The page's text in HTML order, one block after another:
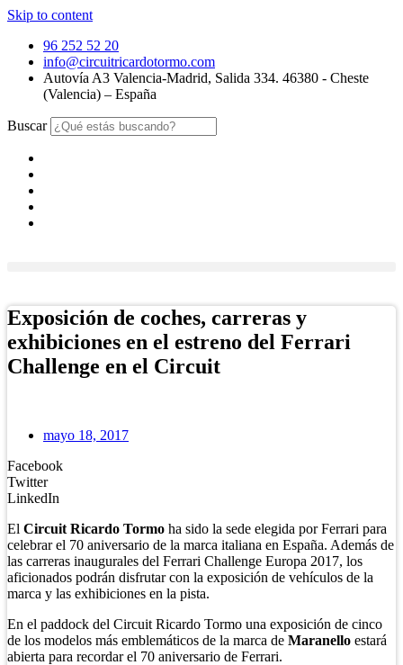
Skip to content
96 252 52 20
info@circuitricardotormo.com
Autovía A3 Valencia-Madrid, Salida 334. 46380 - Cheste
(Valencia) – España
Buscar
Exposición de coches, carreras y
exhibiciones en el estreno del Ferrari
Challenge en el Circuit
mayo 18, 2017
Facebook
Twitter
LinkedIn
El Circuit Ricardo Tormo ha sido la sede elegida por Ferrari para
celebrar el 70 aniversario de la marca italiana en España. Además de
las carreras inaugurales del Ferrari Challenge Europa 2017, los
aficionados podrán disfrutar con la exposición de vehículos de la
marca y las exhibiciones en la pista.
En el paddock del Circuit Ricardo Tormo una exposición de cinco
de los modelos más emblemáticos de la marca de Maranello estará
abierta para recordar el 70 aniversario de Ferrari.